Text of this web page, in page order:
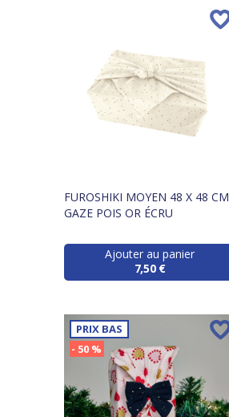
FUROSHIKI MOYEN 48 X 48 CM
GAZE POIS OR ÉCRU
Ajouter au panier
7,50 €
PRIX BAS
- 50 %